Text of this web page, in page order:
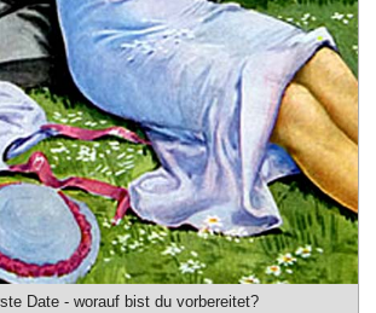
Date - worauf bist du vorbereitet?